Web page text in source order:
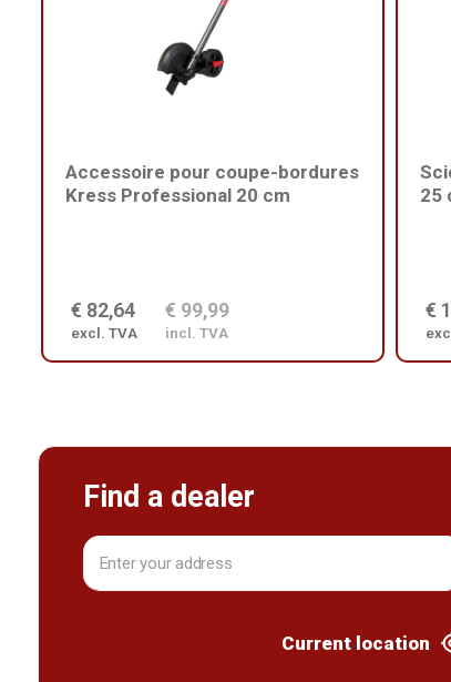
Accessoire pour coupe-bordures
Kress Professional 20 cm
€ 82,64
excl. TVA
€ 99,99
incl. TVA
25
€
Find a dealer
Current location